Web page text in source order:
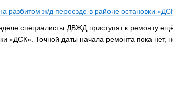
разбитом ж/д переезде в районе остановки
специалисты ДВЖД приступят к ремонту
«ДСК». Точной даты начала ремонта пока